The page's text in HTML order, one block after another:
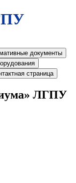
документы
страница
ЛГПУ